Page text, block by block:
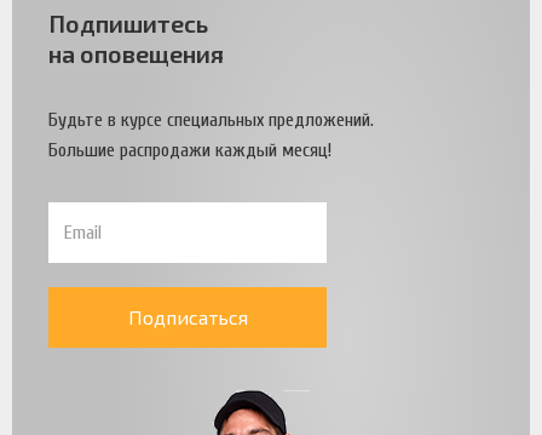
Подпишитесь
на оповещения
Будьте в курсе специальных предложений.
Большие распродажи каждый месяц!
Подписаться